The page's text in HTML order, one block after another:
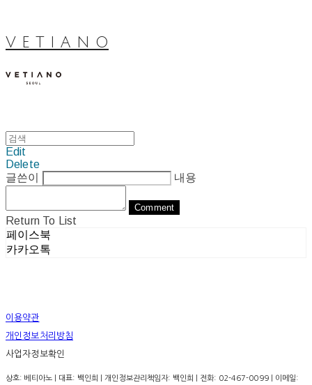
V E T I A N O
Edit
Delete
글쓴이
내용
Comment
Return To List
페이스북
카카오톡
이용약관
개인정보처리방침
사업자정보확인
상호: 베티아노 | 대표: 백인희 | 개인정보관리책임자: 백인희 | 전화: 02-467-0099 | 이메일: